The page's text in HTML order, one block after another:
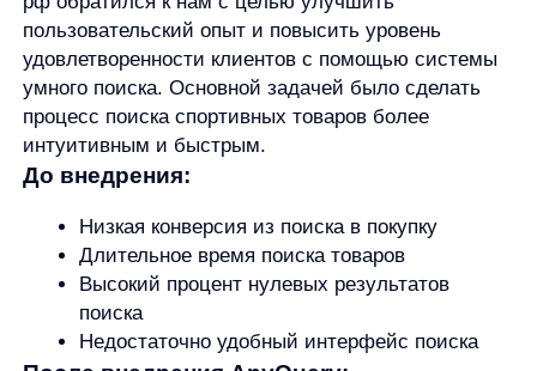
Длительное время поиска товаров
Высокий процент нулевых результатов
поиска
Недостаточно удобный интерфейс поиска
После внедрения AnyQuery:
Заказы с использованием поиска: +34.9%
Выручка с поиском: +28.6%
Выручка из автоподсказок: +13.44%
Ключевые UX-улучшения для
desktop-версии
1. Улучшение диалоговых автоподсказок